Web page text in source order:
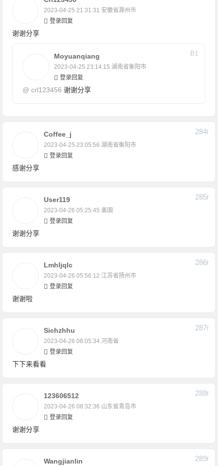
2023-04-25 21:31:31 安徽省滁州市
登录回复
谢谢分享
Moyuanqiang
2023-04-25 23:14:15 湖南省衡阳市
B1
登录回复
@crl123456 谢谢分享
Coffee_j
2023-04-25 23:05:56 湖南省衡阳市
284F
登录回复
感谢分享
User119
2023-04-26 05:25:45 美国
285F
登录回复
谢谢分享
Lmhljqlc
2023-04-26 05:56:12 江苏省扬州市
286F
登录回复
谢谢啦
Sichzhhu
2023-04-26 08:05:34 河南省
287F
登录回复
下下来看看
123606512
2023-04-26 08:32:36 山东省青岛市
288F
登录回复
谢谢分享
Wangjianlin 289F